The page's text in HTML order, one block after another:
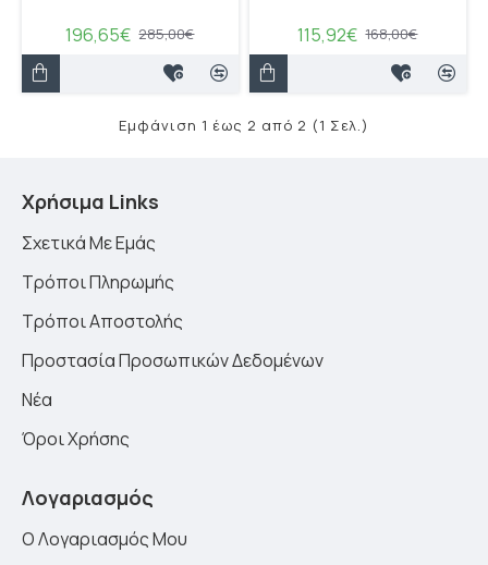
196,65€ 285,00€ 115,92€ 168,00€
Εμφάνιση 1 έως 2 από 2 (1 Σελ.)
Χρήσιμα Links
Σχετικά Με Εμάς
Τρόποι Πληρωμής
Τρόποι Αποστολής
Προστασία Προσωπικών Δεδομένων
Νέα
Όροι Χρήσης
Λογαριασμός
Ο Λογαριασμός Μου